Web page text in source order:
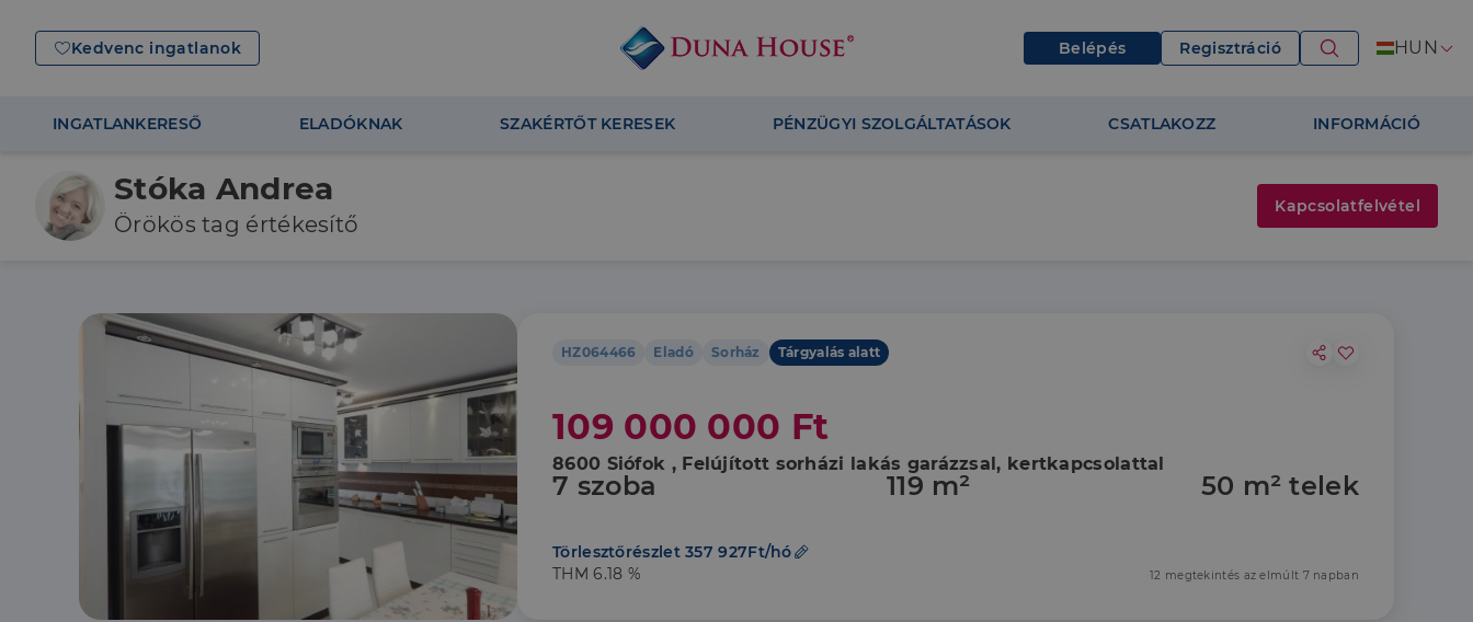
Kedvenc ingatlanok Belépés Regisztráció HUN
INGATLANKERESŐ ELADÓKNAK SZAKÉRTŐT KERESEK PÉNZÜGYI SZOLGÁLTATÁSOK CSATLAKOZZ INFORMÁCIÓ
HZ064466 Eladó Sorház Tárgyalás alatt
109 000 000 Ft
8600 Siófok , Felújított sorházi lakás garázzsal, kertkapcsolattal
7 szoba 119 m² 50 m² telek
Törlesztőrészlet 357 927Ft/hó
THM 6.18 %
12 megtekintés az elmúlt 7 napban
Stóka Andrea
Örökös tag értékesítő
Kapcsolatfelvétel